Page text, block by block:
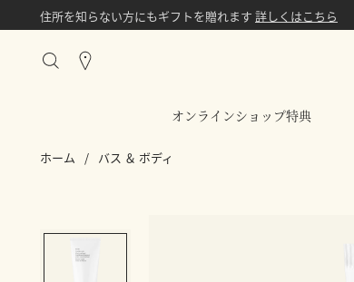
住所を知らない方にもギフトを贈れます 詳しくはこちら
オンラインショップ特典
Stores
ホーム / バス ＆ ボディ